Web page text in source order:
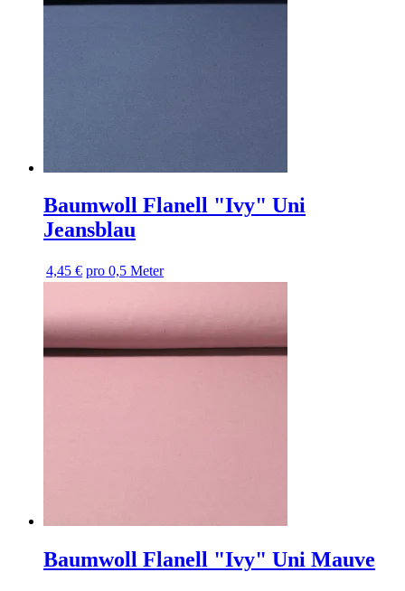
Baumwoll Flanell "Ivy" Uni
Jeansblau
4,45 € pro 0,5 Meter
Baumwoll Flanell "Ivy" Uni Mauve